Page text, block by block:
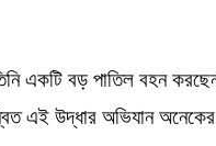
একটি বড় পাতিল বহন
এই উদ্ধার অভিযান